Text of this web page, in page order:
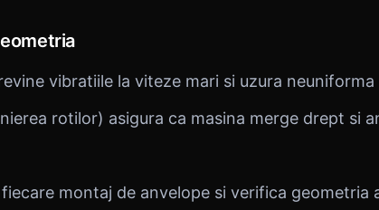
vibratiile la viteze mari si uzura neuniforma
rotilor) asigura ca masina merge drept si
montaj de anvelope si verifica geometria